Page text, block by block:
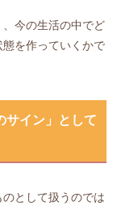
今の生活の中でど
を作っていくかで
サイン」として
として扱うのでは